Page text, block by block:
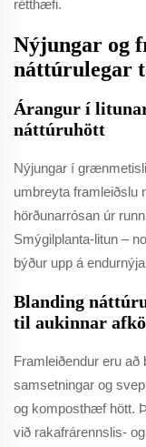
rétthæfi.
Nýjungar og
náttúrulegar
Árangur í
náttúruhött
Nýjungar í
umbreyta framleiðslu
hörðunarrósan úr
Smýgilplanta-litun –
býður upp á
Blanding
til aukinnar
Framleiðendur eru að
samsetningar og
og komposthæf hött.
við rakafrárennslis-